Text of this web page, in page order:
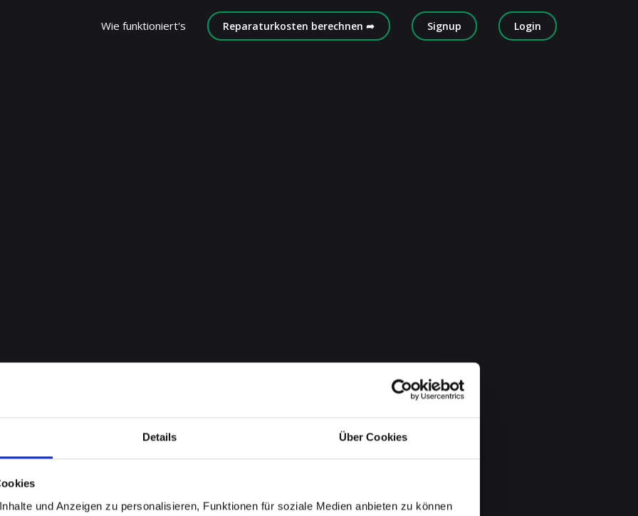
Details Über Cookies
und Anzeigen zu personalisieren, Funktionen für soziale Medien anbieten zu können
Wie funktioniert's Reparaturkosten berechnen ➦ Signup Login